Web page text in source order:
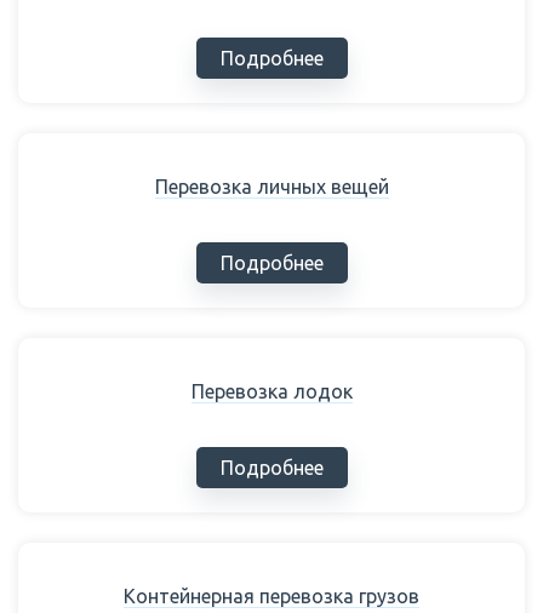
Подробнее
Перевозка личных вещей
Подробнее
Перевозка лодок
Подробнее
Контейнерная перевозка грузов